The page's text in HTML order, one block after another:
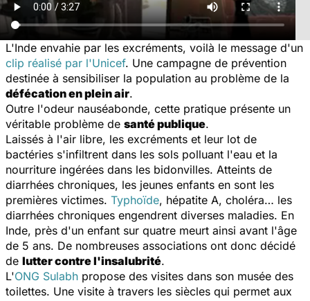
L'Inde envahie par les excréments, voilà le message d'un
clip réalisé par l'Unicef. Une campagne de prévention
destinée à sensibiliser la population au problème de la
défécation en plein air.
Outre l'odeur nauséabonde, cette pratique présente un
véritable problème de santé publique.
Laissés à l'air libre, les excréments et leur lot de
bactéries s'infiltrent dans les sols polluant l'eau et la
nourriture ingérées dans les bidonvilles. Atteints de
diarrhées chroniques, les jeunes enfants en sont les
premières victimes. Typhoïde, hépatite A, choléra… les
diarrhées chroniques engendrent diverses maladies. En
Inde, près d'un enfant sur quatre meurt ainsi avant l'âge
de 5 ans. De nombreuses associations ont donc décidé
de lutter contre l'insalubrité.
L'ONG Sulabh propose des visites dans son musée des
toilettes. Une visite à travers les siècles qui permet aux